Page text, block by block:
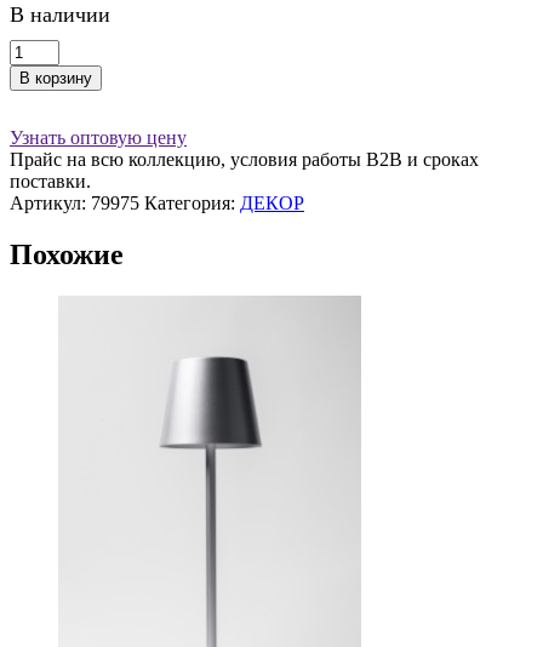
В наличии
Количество
товара
Лампа
d=15
см.
h=30
см.
цвета,
сенсорная
В корзину
Узнать оптовую цену
Прайс на всю коллекцию, условия работы В2В и сроках
поставки.
Артикул: 79975 Категория: ДЕКОР
Похожие